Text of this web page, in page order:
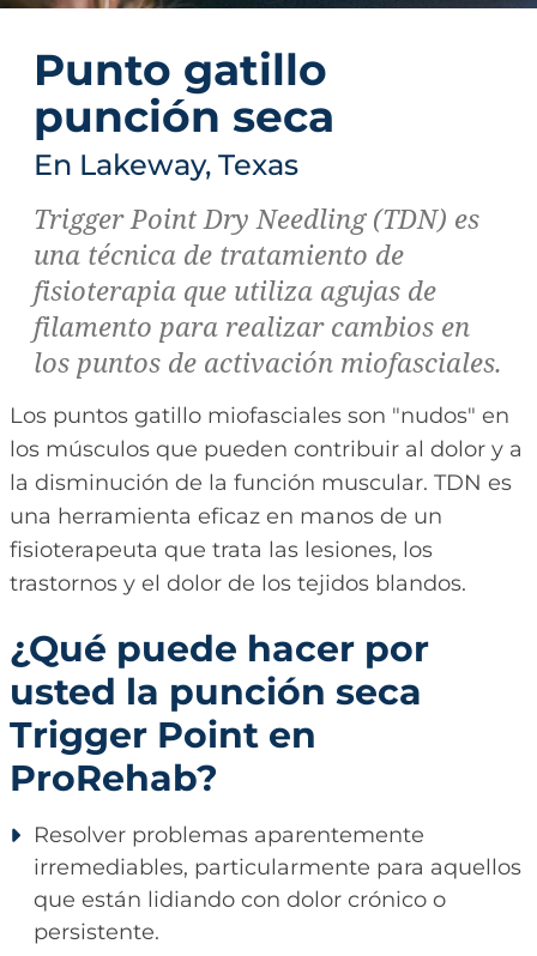
Punto gatillo
punción seca
En Lakeway, Texas
Trigger Point Dry Needling (TDN) es
una técnica de tratamiento de
fisioterapia que utiliza agujas de
filamento para realizar cambios en
los puntos de activación miofasciales.
Los puntos gatillo miofasciales son "nudos" en
los músculos que pueden contribuir al dolor y a
la disminución de la función muscular. TDN es
una herramienta eficaz en manos de un
fisioterapeuta que trata las lesiones, los
trastornos y el dolor de los tejidos blandos.
¿Qué puede hacer por
usted la punción seca
Trigger Point en
ProRehab?
Resolver problemas aparentemente
irremediables, particularmente para aquellos
que están lidiando con dolor crónico o
persistente.